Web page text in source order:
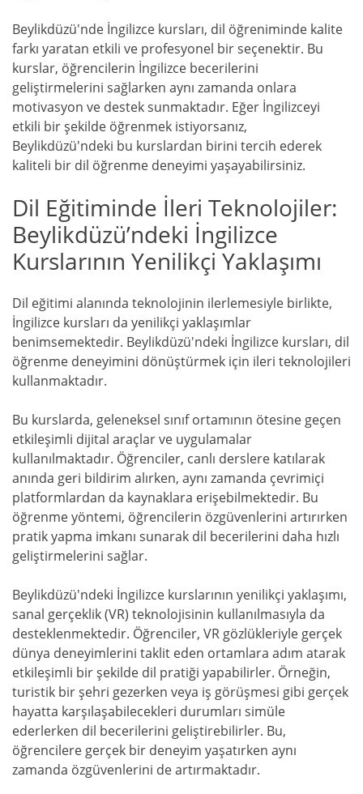
Beylikdüzü'nde İngilizce kursları, dil öğreniminde kalite
farkı yaratan etkili ve profesyonel bir seçenektir. Bu
kurslar, öğrencilerin İngilizce becerilerini
geliştirmelerini sağlarken aynı zamanda onlara
motivasyon ve destek sunmaktadır. Eğer İngilizceyi
etkili bir şekilde öğrenmek istiyorsanız,
Beylikdüzü'ndeki bu kurslardan birini tercih ederek
kaliteli bir dil öğrenme deneyimi yaşayabilirsiniz.
Dil Eğitiminde İleri Teknolojiler:
Beylikdüzü’ndeki İngilizce
Kurslarının Yenilikçi Yaklaşımı
Dil eğitimi alanında teknolojinin ilerlemesiyle birlikte,
İngilizce kursları da yenilikçi yaklaşımlar
benimsemektedir. Beylikdüzü'ndeki İngilizce kursları, dil
öğrenme deneyimini dönüştürmek için ileri teknolojileri
kullanmaktadır.
Bu kurslarda, geleneksel sınıf ortamının ötesine geçen
etkileşimli dijital araçlar ve uygulamalar
kullanılmaktadır. Öğrenciler, canlı derslere katılarak
anında geri bildirim alırken, aynı zamanda çevrimiçi
platformlardan da kaynaklara erişebilmektedir. Bu
öğrenme yöntemi, öğrencilerin özgüvenlerini artırırken
pratik yapma imkanı sunarak dil becerilerini daha hızlı
geliştirmelerini sağlar.
Beylikdüzü'ndeki İngilizce kurslarının yenilikçi yaklaşımı,
sanal gerçeklik (VR) teknolojisinin kullanılmasıyla da
desteklenmektedir. Öğrenciler, VR gözlükleriyle gerçek
dünya deneyimlerini taklit eden ortamlara adım atarak
etkileşimli bir şekilde dil pratiği yapabilirler. Örneğin,
turistik bir şehri gezerken veya iş görüşmesi gibi gerçek
hayatta karşılaşabilecekleri durumları simüle
ederlerken dil becerilerini geliştirebilirler. Bu,
öğrencilere gerçek bir deneyim yaşatırken aynı
zamanda özgüvenlerini de artırmaktadır.